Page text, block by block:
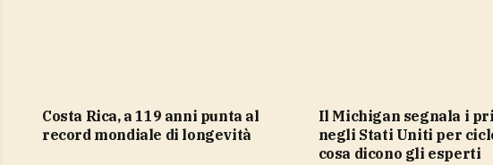
Costa Rica, a 119 anni punta al
record mondiale di longevità
Il Michigan segnala i primi decessi
negli Stati Uniti per
cosa dicono gli esperti